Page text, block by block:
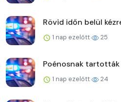
Rövid időn belül
1 nap ezelőtt 25
Poénosnak tartották
1 nap ezelőtt 24